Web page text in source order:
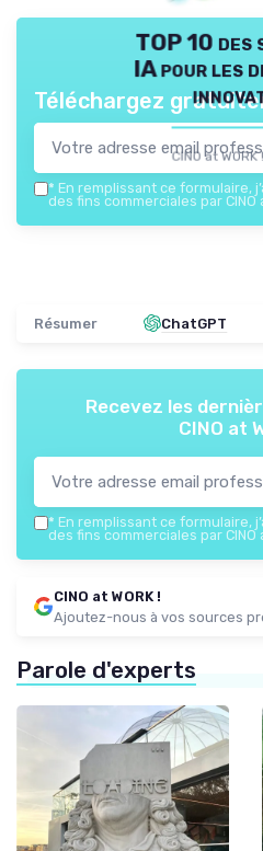
TOP 10
IA pour les
CINO at
Téléchargez
* En remplissant ce formulaire,
des fins commerciales par CINO
Résumer ChatGPT
Recevez les
CINO at
* En remplissant ce formulaire,
des fins commerciales par CINO
CINO at WORK !
Ajoutez-nous à vos sources
Parole d'experts